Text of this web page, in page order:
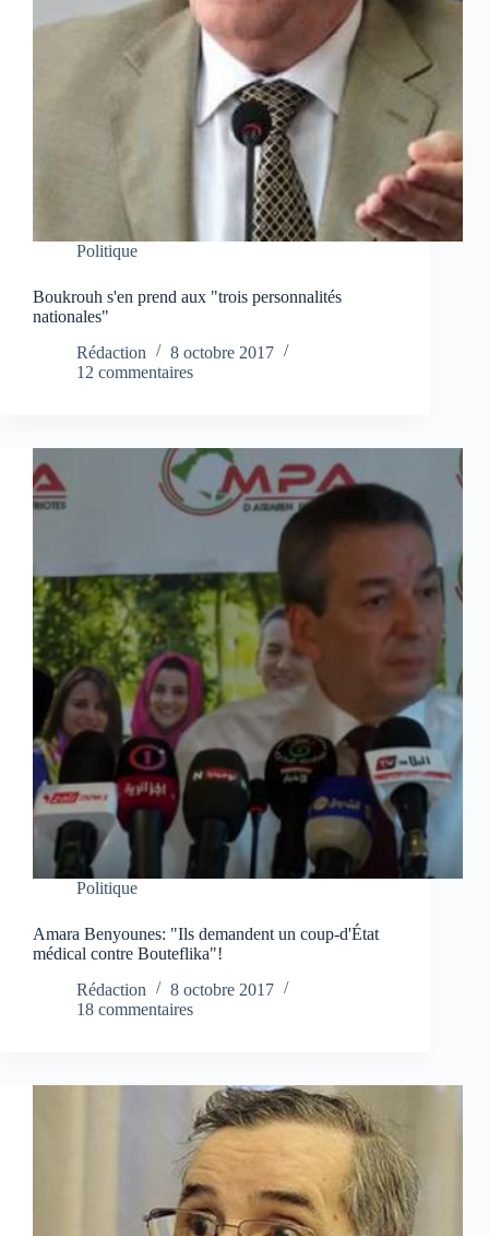
Politique
Boukrouh s'en prend aux "trois personnalités
nationales"
Rédaction
8 octobre 2017
12 commentaires
Politique
Amara Benyounes: "Ils demandent un coup-d'État
médical contre Bouteflika"!
Rédaction
8 octobre 2017
18 commentaires